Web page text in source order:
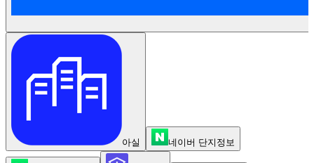
아실 네이버 단지정보